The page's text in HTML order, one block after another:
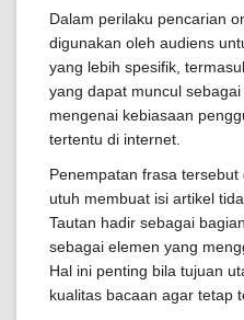
Dalam perilaku pencarian
digunakan oleh audiens
yang lebih spesifik,
yang dapat muncul
mengenai kebiasaan
tertentu di internet.
Penempatan frasa
utuh membuat isi artikel
Tautan hadir sebagai
sebagai elemen yang
Hal ini penting bila tujuan
kualitas bacaan agar tetap